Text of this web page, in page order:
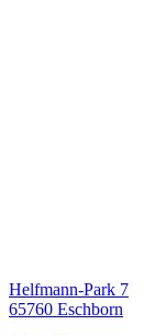
Helfmann-Park 7
65760 Eschborn